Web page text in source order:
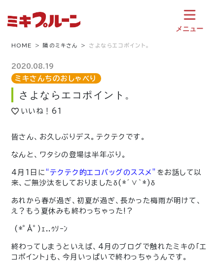
メニュー
HOME 隣のミキさん さよならエコポイント。
2020.08.19
ミキさんちのおしゃべり
さよならエコポイント。
いいね！ 61
皆さん、お久しぶりデス。テクテクです。
なんと、ワタシの登場は半年ぶり。
4月1日に “テクテク的エコバッグのススメ” をお話して以
来、ご無沙汰をしておりましたδ(*´∨`*)δ
あれから春が過ぎ、初夏が過ぎ、長かった梅雨が明けて、
え？もう夏休みも終わっちゃった!?
(*ﾟÅﾟ)ｪ..ｩｿｰﾝ
終わってしまうといえば、4月のブログで触れたミキの「エ
コポイント」も、今月いっぱいで終わっちゃうんです。